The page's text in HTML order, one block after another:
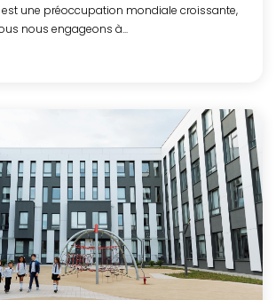
est une préoccupation mondiale croissante,
nous engageons à...